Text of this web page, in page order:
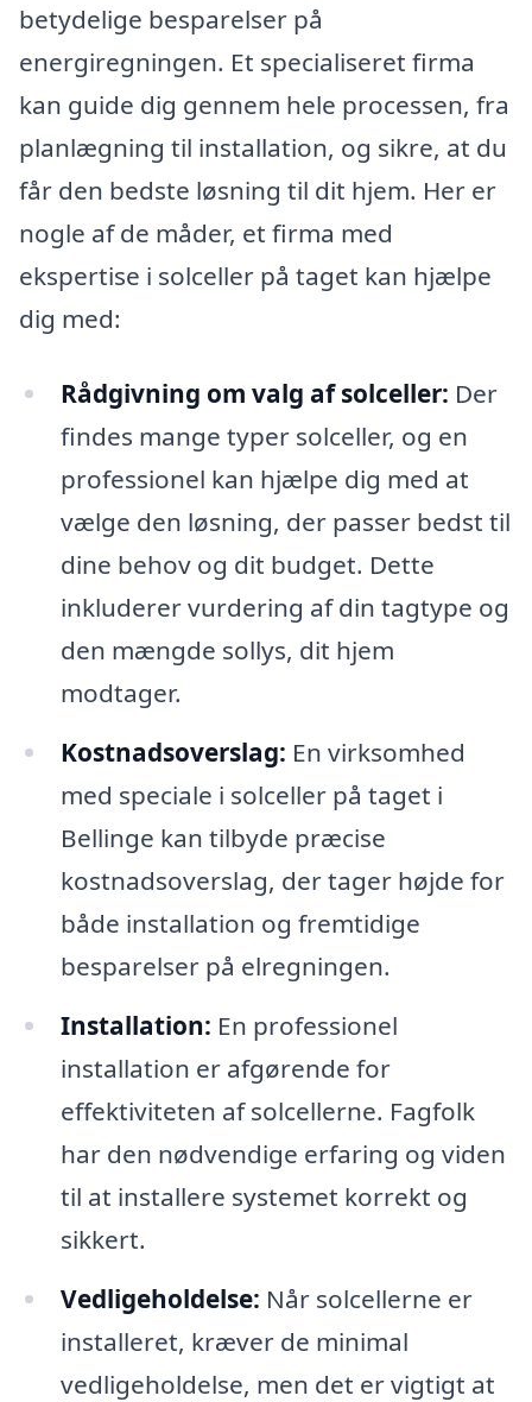
betydelige besparelser på
energiregningen. Et specialiseret firma
kan guide dig gennem hele processen, fra
planlægning til installation, og sikre, at du
får den bedste løsning til dit hjem. Her er
nogle af de måder, et firma med
ekspertise i solceller på taget kan hjælpe
dig med:
Rådgivning om valg af solceller: Der
findes mange typer solceller, og en
professionel kan hjælpe dig med at
vælge den løsning, der passer bedst til
dine behov og dit budget. Dette
inkluderer vurdering af din tagtype og
den mængde sollys, dit hjem
modtager.
Kostnadsoverslag: En virksomhed
med speciale i solceller på taget i
Bellinge kan tilbyde præcise
kostnadsoverslag, der tager højde for
både installation og fremtidige
besparelser på elregningen.
Installation: En professionel
installation er afgørende for
effektiviteten af solcellerne. Fagfolk
har den nødvendige erfaring og viden
til at installere systemet korrekt og
sikkert.
Vedligeholdelse: Når solcellerne er
installeret, kræver de minimal
vedligeholdelse, men det er vigtigt at